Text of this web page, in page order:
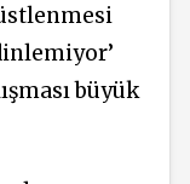
büyük